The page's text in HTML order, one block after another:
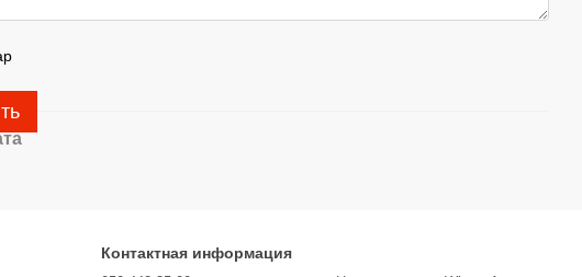
Контактная информация